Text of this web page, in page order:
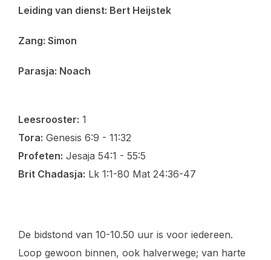
Leiding van dienst: Bert Heijstek
Zang: Simon
Parasja: Noach
Leesrooster: 1
Tora: Genesis 6:9 - 11:32
Profeten: Jesaja 54:1 - 55:5
Brit Chadasja: Lk 1:1-80 Mat 24:36-47
De bidstond van 10-10.50 uur is voor iedereen.
Loop gewoon binnen, ook halverwege; van harte